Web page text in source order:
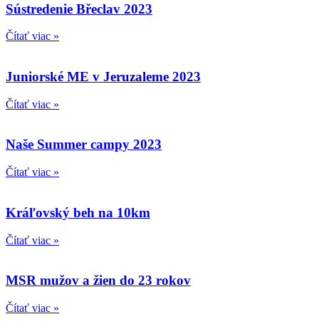
Sústredenie Břeclav 2023
Čítať viac »
Juniorské ME v Jeruzaleme 2023
Čítať viac »
Naše Summer campy 2023
Čítať viac »
Kráľovský beh na 10km
Čítať viac »
MSR mužov a žien do 23 rokov
Čítať viac »